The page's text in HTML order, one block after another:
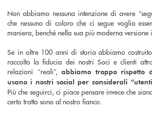
Non abbiamo nessuna intenzione di avere
che nessuno di coloro che ci segue voglia
maniera, benché nella sua più moderna versione
Se in oltre 100 anni di storia abbiamo
raccolto la fiducia dei nostri Soci e clienti
relazioni “reali”,abbiamo troppo rispetto
usano i nostri social per considerali
Più che seguirci, ci piace pensare invece che
certo tratto sono al nostro fianco.